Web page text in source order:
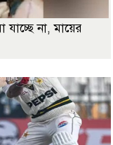
না, মায়ের